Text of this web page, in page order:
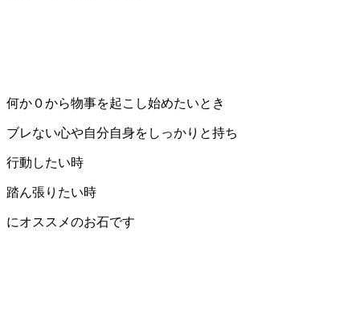
何か０から物事を起こし始めたいとき
ブレない心や自分自身をしっかりと持ち
行動したい時
踏ん張りたい時
にオススメのお石です